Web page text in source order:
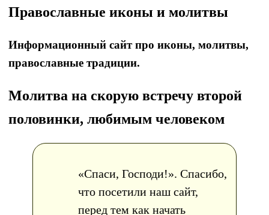
Православные иконы и молитвы
Информационный сайт про иконы, молитвы,
православные традиции.
Молитва на скорую встречу второй
половинки, любимым человеком
«Спаси, Господи!». Спасибо,
что посетили наш сайт,
перед тем как начать